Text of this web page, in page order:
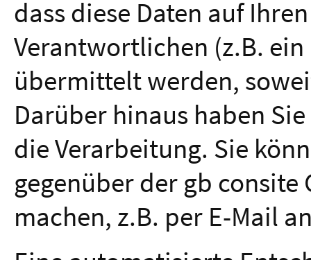
dass diese Daten auf
Verantwortlichen (z.B.
übermittelt werden,
Darüber hinaus haben
die Verarbeitung. Sie
gegenüber der gb
machen, z.B. per E-Mail